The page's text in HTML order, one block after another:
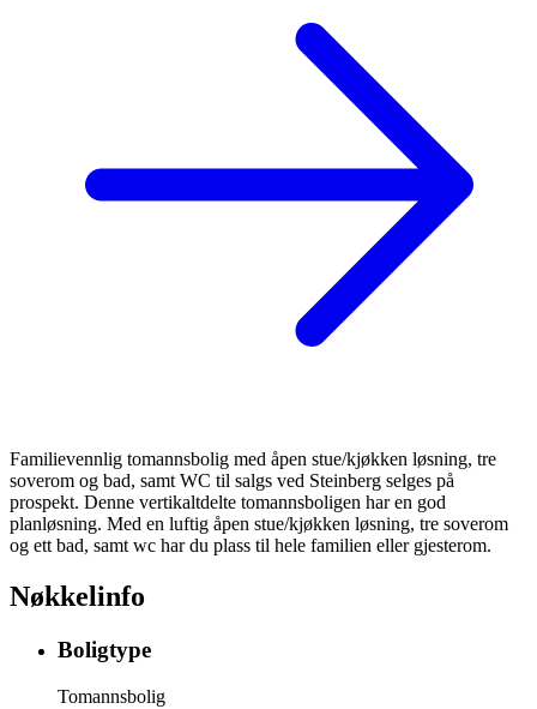
Familievennlig tomannsbolig med åpen stue/kjøkken løsning, tre
soverom og bad, samt WC til salgs ved Steinberg selges på
prospekt. Denne vertikaltdelte tomannsboligen har en god
planløsning. Med en luftig åpen stue/kjøkken løsning, tre soverom
og ett bad, samt wc har du plass til hele familien eller gjesterom.
Nøkkelinfo
Boligtype
Tomannsbolig